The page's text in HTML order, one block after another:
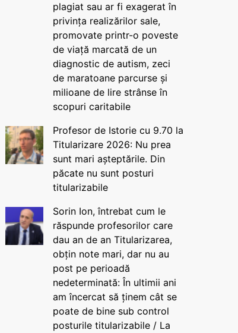
plagiat sau ar fi exagerat în
privința realizărilor sale,
promovate printr-o poveste
de viață marcată de un
diagnostic de autism, zeci
de maratoane parcurse și
milioane de lire strânse în
scopuri caritabile
Profesor de Istorie cu 9.70 la
Titularizare 2026: Nu prea
sunt mari așteptările. Din
păcate nu sunt posturi
titularizabile
Sorin Ion, întrebat cum le
răspunde profesorilor care
dau an de an Titularizarea,
obțin note mari, dar nu au
post pe perioadă
nedeterminată: În ultimii ani
am încercat să ținem cât se
poate de bine sub control
posturile titularizabile / La